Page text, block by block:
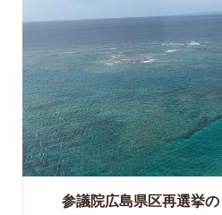
参議院広島県区再選挙の